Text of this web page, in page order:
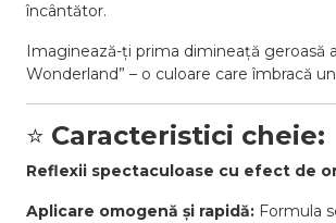
încântător.
Imaginează-ți prima dimineață geroasă
Wonderland” – o culoare care îmbracă
⭐ Caracteristici cheie:
Reflexii spectaculoase cu efect de
Aplicare omogenă și rapidă: Formula